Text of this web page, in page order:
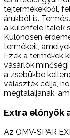
tejtermékekből,
árukból is.
a különféle italok
Különösen
termékeit,
Ezek a termékek
vásárlók
a zsebükbe
választék célja,
megtaláljanak,
Extra előnyök
Az OMV-SPAR